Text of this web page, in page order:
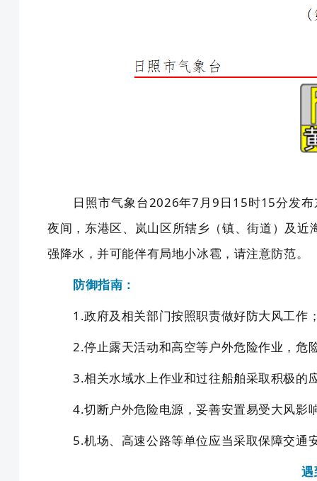
日照市气象台2026年7 月9日 15时15分发
夜间 ，东港区、岚山区所辖乡（镇、街道）及近
强降水 ，并可能伴有局地小冰雹 ，请注意防范。
防御指南：
1.政府及相关部门按照职责做好防大风工作
2.停止露天活动和高空等户外危险作业，危
3.相关水域水上作业和过往船舶采取积极的
4.切断户外危险电源，妥善安置易受大风影
5.机场、高速公路等单位应当采取保障交通
遇